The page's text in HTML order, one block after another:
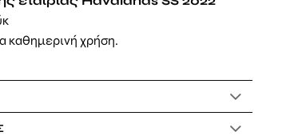
καθημερινή χρήση.